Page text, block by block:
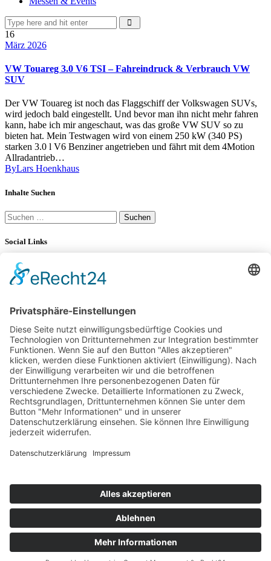
16
März 2026
VW Touareg 3.0 V6 TSI – Fahreindruck & Verbrauch VW
SUV
Der VW Touareg ist noch das Flaggschiff der Volkswagen SUVs,
wird jedoch bald eingestellt. Und bevor man ihn nicht mehr fahren
kann, habe ich mir angeschaut, was das große VW SUV so zu
bieten hat. Mein Testwagen wird von einem 250 kW (340 PS)
starken 3.0 l V6 Benziner angetrieben und fährt mit dem 4Motion
Allradantrieb…
ByLars Hoenkhaus
Inhalte Suchen
Suchen
nach:
Social Links
YouTube LinkedIn
100 km Verbrauch Test
Mercedes-Benz V-Klasse V 300 d Langstreckentest
25. September 2024
Citroën C5 X Hybrid – 100 km Verbrauch Test
22. Januar 2024
Cookie-Einstellungen
Copyright © 2026 by news to do GmbH